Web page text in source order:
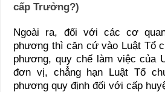
cấp Trưởng?)
Ngoài ra, đối với các cơ
phương thì căn cứ vào Luật Tổ
phương, quy chế làm việc của
đơn vị, chẳng hạn Luật Tổ
phương quy định đối với cấp